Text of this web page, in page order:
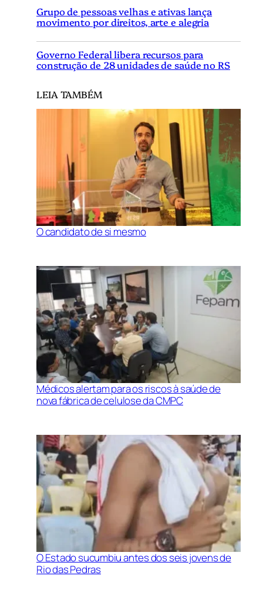
Grupo de pessoas velhas e ativas lança
movimento por direitos, arte e alegria
Governo Federal libera recursos para
construção de 28 unidades de saúde no RS
LEIA TAMBÉM
O candidato de si mesmo
Médicos alertam para os riscos à saúde de
nova fábrica de celulose da CMPC
O Estado sucumbiu antes dos seis jovens de
Rio das Pedras